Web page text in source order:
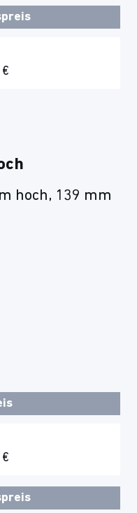
hoch, 139 mm